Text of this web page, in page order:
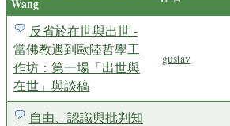
Wang
反省於在世與出世 -
當佛教遇到歐陸哲學工
作坊：第一場「出世與
在世」與談稿
gustav
自由、認識與批判知